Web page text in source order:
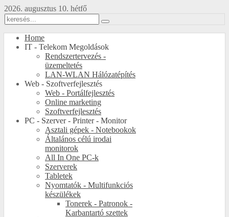
2026. augusztus 10. hétfő
Home
IT - Telekom Megoldások
Rendszertervezés -
üzemeltetés
LAN-WLAN Hálózatépítés
Web - Szoftverfejlesztés
Web - Portálfejlesztés
Online marketing
Szoftverfejlesztés
PC - Szerver - Printer - Monitor
Asztali gépek - Notebookok
Általános célú irodai
monitorok
All In One PC-k
Szerverek
Tabletek
Nyomtatók - Multifunkciós
készülékek
Tonerek - Patronok -
Karbantartó szettek